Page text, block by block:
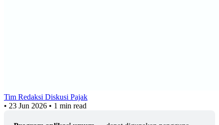
Tim Redaksi Diskusi Pajak
• 23 Jun 2026 • 1 min read